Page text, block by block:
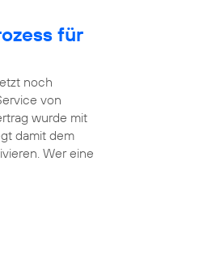
für
noch
von
wurde mit
damit dem
Wer eine